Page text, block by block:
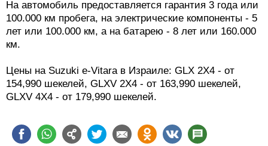
На автомобиль предоставляется гарантия 3 года или
100.000 км пробега, на электрические компоненты - 5
лет или 100.000 км, а на батарею - 8 лет или 160.000
км.
Цены на Suzuki e-Vitara в Израиле: GLX 2X4 - от
154,990 шекелей, GLXV 2X4 - от 163,990 шекелей,
GLXV 4X4 - от 179,990 шекелей.